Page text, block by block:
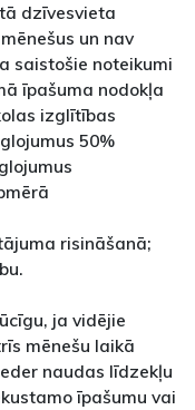
dzīvesvieta
un nav
saistošie noteikumi
īpašuma nodokļa
izglītības
50%
risināšanā;
ja vidējie
mēnešu laikā
naudas līdzekļu
īpašumu vai